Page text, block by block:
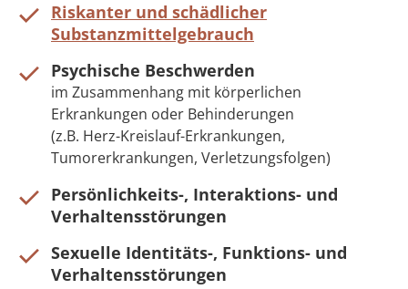
Riskanter und schädlicher
Substanzmittelgebrauch
Psychische Beschwerden
im Zusammenhang mit körperlichen
Erkrankungen oder Behinderungen
(z.B. Herz-Kreislauf-Erkrankungen,
Tumorerkrankungen, Verletzungsfolgen)
Persönlichkeits-, Interaktions- und
Verhaltensstörungen
Sexuelle Identitäts-, Funktions- und
Verhaltensstörungen